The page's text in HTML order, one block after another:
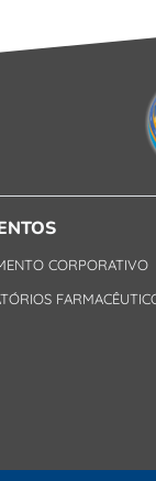
CORPORATIVO